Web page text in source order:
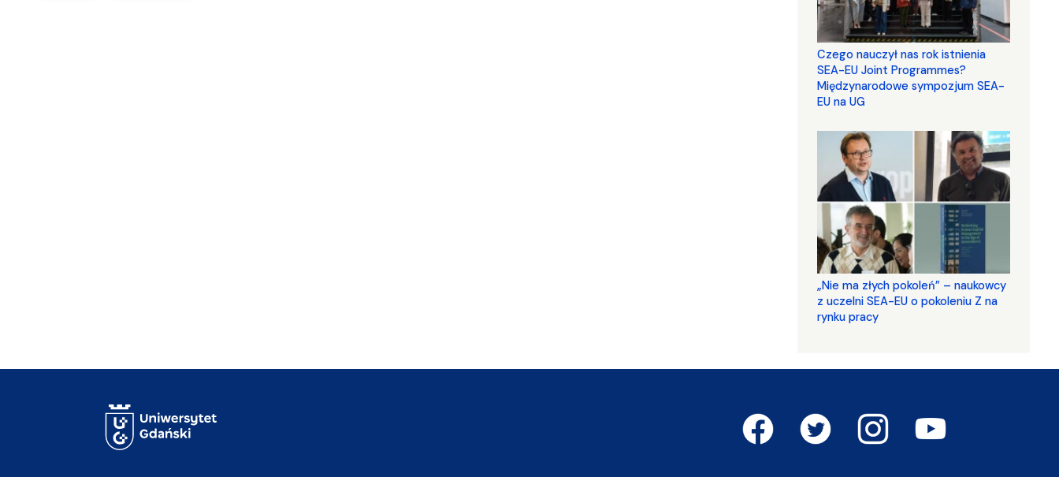
Czego nauczył nas rok istnienia
SEA-EU Joint Programmes?
Międzynarodowe sympozjum SEA-
EU na UG
„Nie ma złych pokoleń” – naukowcy
z uczelni SEA-EU o pokoleniu Z na
rynku pracy